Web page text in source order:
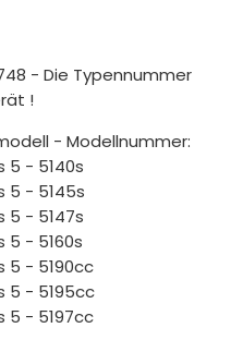
- Die Typennummer
!
- Modellnummer:
5 - 5140s
5 - 5145s
5 - 5147s
5 - 5160s
5 - 5190cc
5 - 5195cc
5 - 5197cc